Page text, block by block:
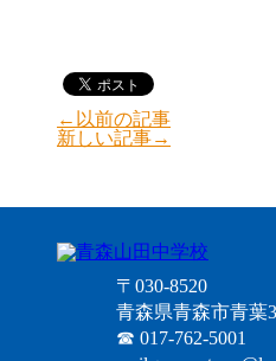
←以前の記事
新しい記事→
〒 030-8520
青森県青森市青葉
☎ 017-762-5001